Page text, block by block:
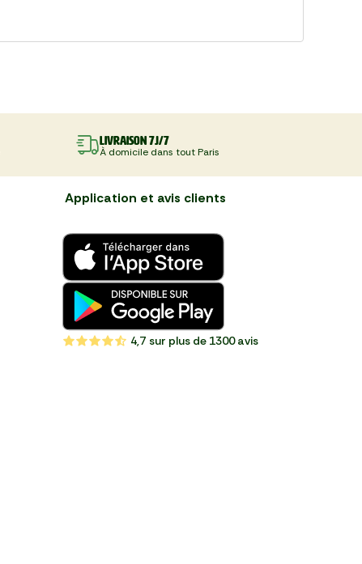
Livraison 7J/7
À domicile dans tout Paris
Application et avis clients
4,7 sur plus de 1300 avis